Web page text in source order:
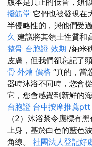
版本是真正的低音，類
撥筋堂 它們也被發現在
半侵略性的，與他們受
久 建議將其領土性質和
整骨 台胞證 效期 /納米
皮膚，但我們卻忘記了
骨 外燴 價格 “真的，當
器時沐浴不同時，您會
它，您會感覺到新鮮的
台胞證 台中按摩推薦ptt
（2）沐浴禁令應標有
上身，基於白色的藍色
角線。 社團法人登記好